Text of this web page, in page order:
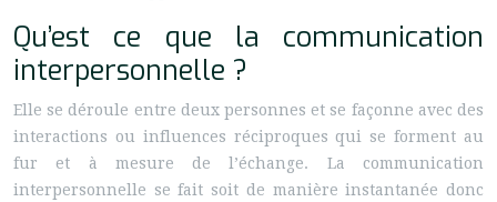
Qu’est ce que la communication
interpersonnelle ?
Elle se déroule entre deux personnes et se façonne avec des
interactions ou influences réciproques qui se forment au
fur et à mesure de l’échange. La communication
interpersonnelle se fait soit de manière instantanée donc